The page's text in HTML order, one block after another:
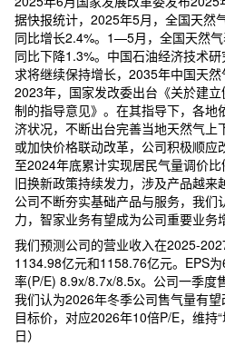
据快报统计，2025年5月，全国天然
同比增长2.4%。1—5月，全国天然气
同比下降1.3%。中国石油经济技术
求将继续保持增长，2035年中国天然
2023年，国家发改委出台《关於建
制的指导意见》。在其指导下，各地
济状况，不断出台完善当地天然气上
或加快价格联动改革，公司积极顺应
至2024年底累计实现居民气量调价
旧换新政策持续发力，涉及产品越来
公司不断夯实基础产品与服务，我们
力，智家业务有望成为公司重要业务
我们预测公司的营业收入在2025-
1134.98亿元和1158.76亿元。EPS
率(P/E) 8.9x/8.7x/8.5x。公司一季度
我们认为2026年冬季公司售气量有
目标价，对应2026年10倍P/E，维持
日）